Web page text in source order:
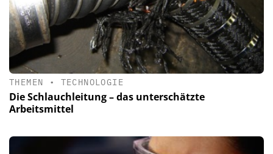
THEMEN • TECHNOLOGIE
Die Schlauchleitung – das unterschätzte
Arbeitsmittel